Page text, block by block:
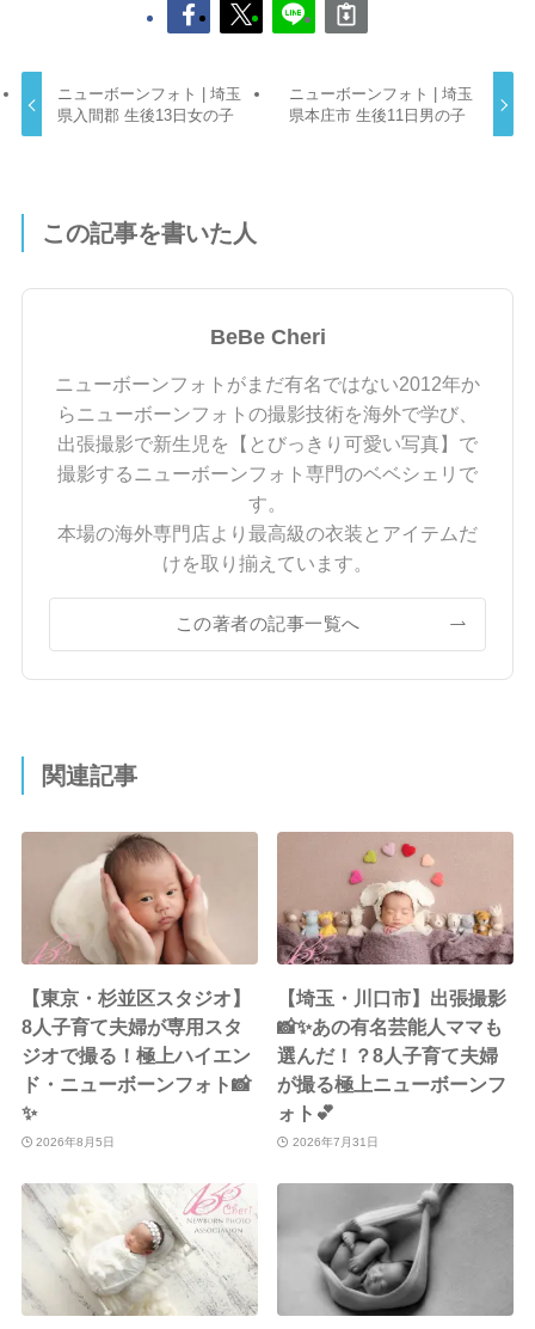
ニューボーンフォト | 埼玉
県入間郡 生後13日女の子
ニューボーンフォト | 埼玉
県本庄市 生後11日男の子
この記事を書いた人
BeBe Cheri
ニューボーンフォトがまだ有名ではない2012年か
らニューボーンフォトの撮影技術を海外で学び、
出張撮影で新生児を【とびっきり可愛い写真】で
撮影するニューボーンフォト専門のベベシェリで
す。
本場の海外専門店より最高級の衣装とアイテムだ
けを取り揃えています。
この著者の記事一覧へ
関連記事
【東京・杉並区スタジオ】
8人子育て夫婦が専用スタ
ジオで撮る！極上ハイエン
ド・ニューボーンフォト📸
✨
2026年8月5日
【埼玉・川口市】出張撮影
📸✨あの有名芸能人ママも
選んだ！？8人子育て夫婦
が撮る極上ニューボーンフ
ォト💕
2026年7月31日